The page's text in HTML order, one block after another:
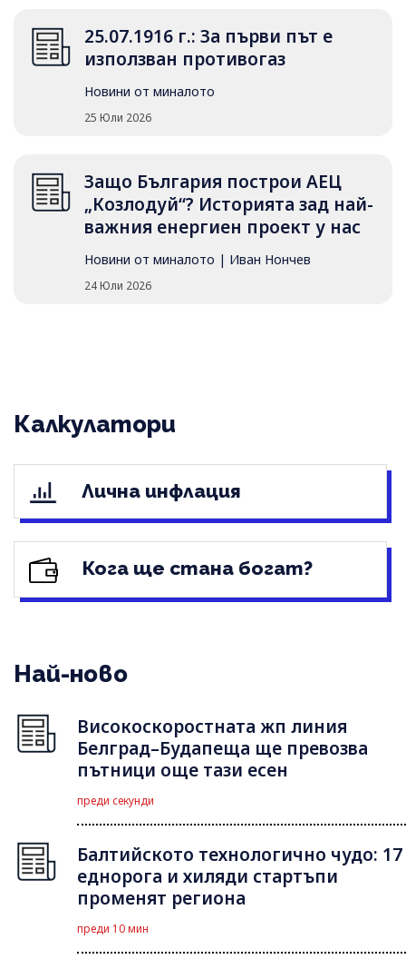
25.07.1916 г.: За първи път е
използван противогаз
Новини от миналото
25 Юли 2026
Защо България построи АЕЦ
„Козлодуй“? Историята зад най-
важния енергиен проект у нас
Новини от миналото | Иван Нончев
24 Юли 2026
Калкулатори
Лична инфлация
Кога ще стана богат?
Най-ново
Високоскоростната жп линия
Белград–Будапеща ще превозва
пътници още тази есен
преди секунди
Балтийското технологично чудо: 17
еднорога и хиляди стартъпи
променят региона
преди 10 мин